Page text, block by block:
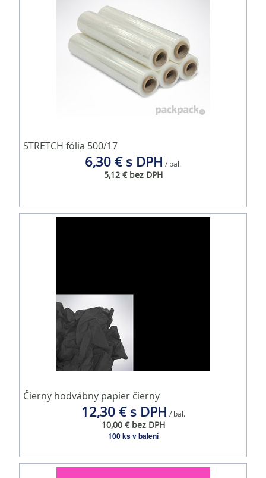
STRETCH fólia 500/17
6,30 € s DPH / bal.
5,12 € bez DPH
Čierny hodvábny papier čierny
12,30 € s DPH / bal.
10,00 € bez DPH
100 ks v balení